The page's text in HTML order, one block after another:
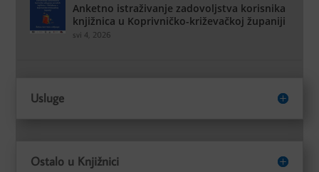
Anketno istraživanje zadovoljstva korisnika
knjižnica u Koprivničko-križevačkoj županiji
svi 4, 2026
Usluge
Ostalo u Knjižnici